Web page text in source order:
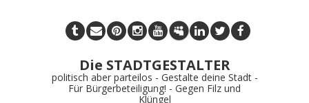
Die STADTGESTALTER
politisch aber parteilos - Gestalte deine Stadt -
Für Bürgerbeteiligung! - Gegen Filz und
Klüngel